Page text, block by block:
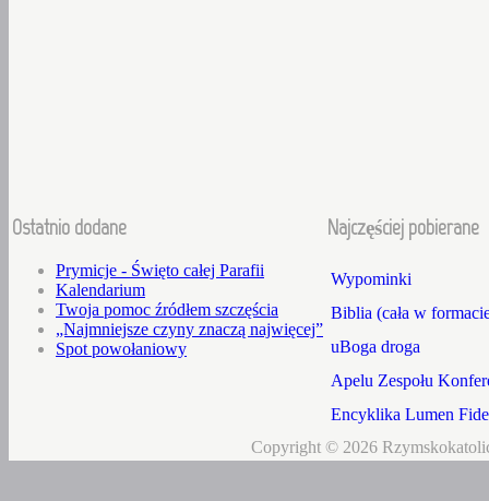
Ostatnio dodane
Prymicje - Święto całej Parafii
Kalendarium
Twoja pomoc źródłem szczęścia
„Najmniejsze czyny znaczą najwięcej”
Spot powołaniowy
Najczęściej pobierane
Wypominki
Biblia (cała w
uBoga droga
Apelu Zespołu
Encyklika Lumen
Copyright © 2026